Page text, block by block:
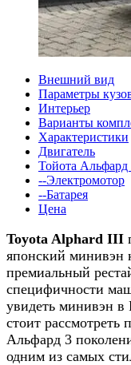
Внешний вид
Параметры
Интерьер
Варианты
Характеристики
Двигатель
Тойота Альфард
--Электромотор
--Батарея
Цена
Toyota Alphard III
японский минивэн
премиальный
специфичности
увидеть минивэн в
стоит рассмотреть
Альфард 3
одним из самых